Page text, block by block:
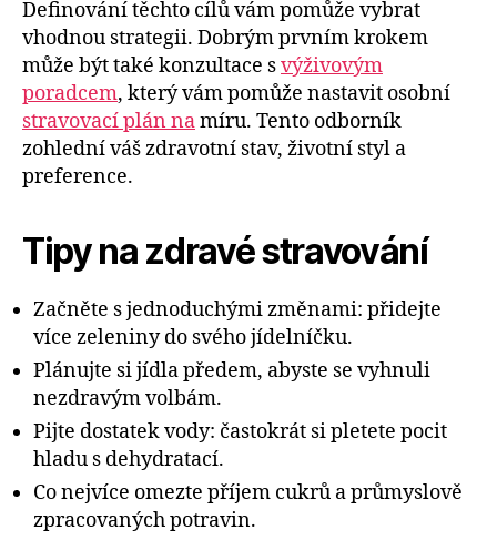
Definování těchto cílů vám pomůže vybrat
vhodnou strategii. Dobrým prvním krokem
může být také konzultace svýživovým
poradcem, který vám pomůže nastavit osobní
stravovací plán namíru. Tento odborník
zohlední váš zdravotní stav, životní styl a
preference.
Tipy na zdravé stravování
Začněte s jednoduchými změnami: přidejte
více zeleniny do svého jídelníčku.
Plánujte si jídla předem, abyste se vyhnuli
nezdravým volbám.
Pijte dostatek vody: častokrát si pletete pocit
hladu s dehydratací.
Co nejvíce omezte příjem cukrů a průmyslově
zpracovaných potravin.